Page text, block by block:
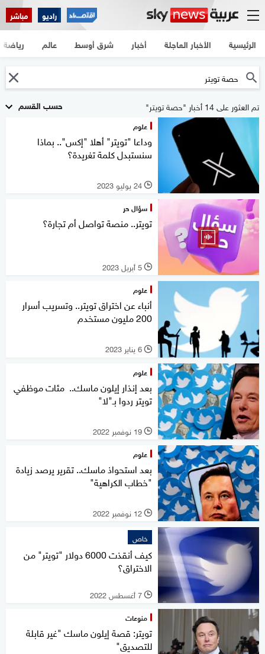
راديو مباشر
الرئيسية الأخبار العاجلة أخبار شرق أوسط عالم رياضة
حسب القسم تم العثور على 14 أخبار "حصة تويتر"
علوم
وداعا "تويتر" أهلا "إكس".. بماذا
سنستبدل كلمة تغريدة؟
l 24 يوليو 2023
سؤال حر
تويتر.. منصة تواصل أم تجارة؟
l 5 أبريل 2023
علوم
أنباء عن اختراق تويتر.. وتسريب أسرار
200 مليون مستخدم
l 6 يناير 2023
علوم
بعد إنذار إيلون ماسك.. مئات موظفي
تويتر ردوا بـ"لا"
l 19 نوفمبر 2022
علوم
بعد استحواذ ماسك.. تقرير يرصد زيادة
"خطاب الكراهية"
l 12 نوفمبر 2022
خاص
كيف أنقذت 6000 دولار "تويتر" من
الاختراق؟
l 7 أغسطس 2022
منوعات
تويتر: قصة إيلون ماسك "غير قابلة
للتصديق"